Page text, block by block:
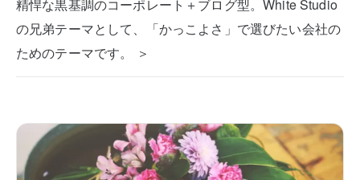
精悍な黒基調のコーポレート＋ブログ型。White Studio
の兄弟テーマとして、「かっこよさ」で選びたい会社の
ためのテーマです。 ＞